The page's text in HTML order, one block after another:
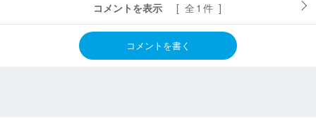
コメントを表示 [ 全1件 ]
コメントを書く